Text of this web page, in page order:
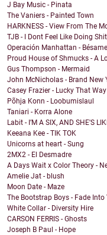
J Bay Music - Pinata
The Vaniers - Painted Town
HARKNESS - View From The
TJB - I Dont Feel Like Doing Shit
Operación Manhattan - Bésame
Proud House of Shmucks - A
Gus Thompson - Mermaid
John McNicholas - Brand New
Casey Frazier - Lucky That Way
Põhja Konn - Loobumislaul
Taniari - Korra Alone
Labit - I’M A SIX, AND SHE'S
Keeana Kee - TIK TOK
Unicorns at heart - Sung
2MX2 - El Desmadre
A Days Wait x Color Theory -
Amelie Jat - blush
Moon Date - Maze
The Bootstrap Boys - Fade Into
White Collar - Diversity Hire
CARSON FERRIS - Ghosts
Joseph B Paul - Hope